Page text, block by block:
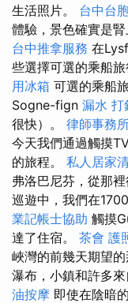
生活照片。 台中台
體驗，景色確實是腎
台中推拿服務 在
些選擇可選的乘船
用冰箱 可選的乘船
Sogne-fign 漏水 打
很快）。 律師事務
今天我們通過觸摸
的旅程。 私人居家
弗洛巴尼芬，從那
巡遊中，我們在
業記帳士協助 觸摸
達了住宿。 茶會 護
峽灣的前幾天期望
瀑布，小鎮和許多
油按摩 即使在陰暗